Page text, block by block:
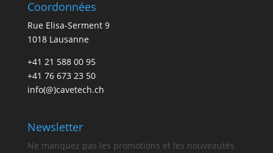
Coordonnées
Rue Elisa-Serment 9
1018 Lausanne
+41 21 588 00 95
+41 76 673 23 50
info(@)cavetech.ch
Newsletter
Ne manquez pas les promotions et les nouveautés